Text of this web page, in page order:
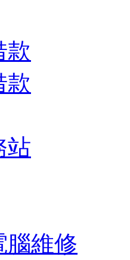
款
款
站
腦維修